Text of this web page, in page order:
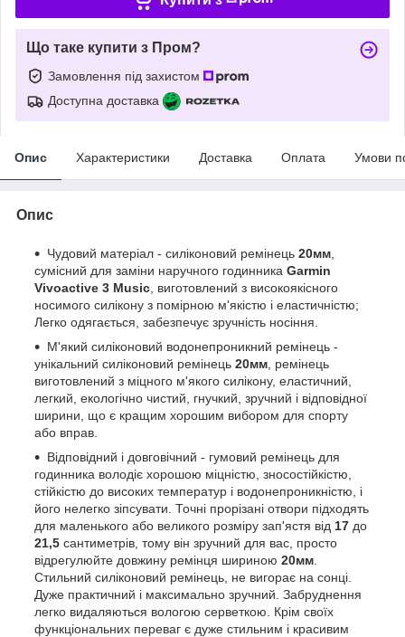
Що таке купити з Пром?
Замовлення під захистом
Доступна доставка
Опис Характеристики Доставка Оплата Умови
Опис
Чудовий матеріал - силіконовий ремінець 20мм
сумісний для заміни наручного годинника Garmin
Vivoactive 3 Music , виготовлений з високоякісного
носимого силікону з помірною м'якістю і еластичністю;
Легко одягається, забезпечує зручність носіння.
М'який силіконовий водонепроникний ремінець -
унікальний силіконовий ремінець 20мм , ремінець
виготовлений з міцного м'якого силікону, еластичний,
легкий, екологічно чистий, гнучкий, зручний і відповідної
ширини, що є кращим хорошим вибором для спорту
або вправ.
Відповідний і довговічний - гумовий ремінець для
годинника володіє хорошою міцністю, зносостійкістю,
стійкістю до високих температур і водонепроникністю, і
його нелегко зіпсувати. Точні прорізані отвори підходять
для маленького або великого розміру зап'ястя від 17 до
21,5 сантиметрів, тому він зручний для вас, просто
відрегулюйте довжину ремінця шириною 20мм
Стильний силіконовий ремінець, не вигорає на сонці.
Дуже практичний і максимально зручний. Забруднення
легко видаляються вологою серветкою. Крім своїх
функціональних переваг є дуже стильним і красивим